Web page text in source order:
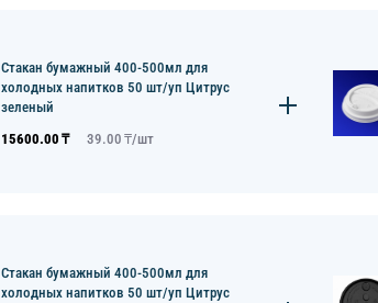
Стакан бумажный 400-500мл для
холодных напитков 50 шт/уп Цитрус
зеленый
15600.00 ₸ 39.00 ₸/шт
Стакан бумажный 400-500мл для
холодных напитков 50 шт/уп Цитрус